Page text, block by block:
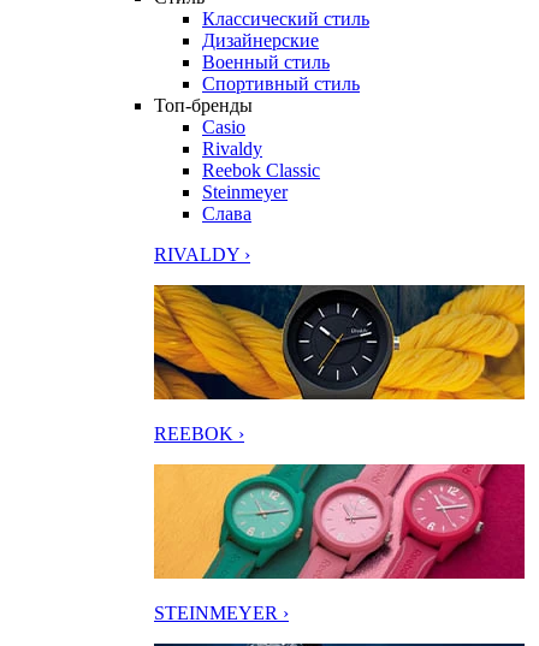
Классический стиль
Дизайнерские
Военный стиль
Спортивный стиль
Топ-бренды
Casio
Rivaldy
Reebok Classic
Steinmeyer
Слава
RIVALDY ›
REEBOK ›
STEINMEYER ›